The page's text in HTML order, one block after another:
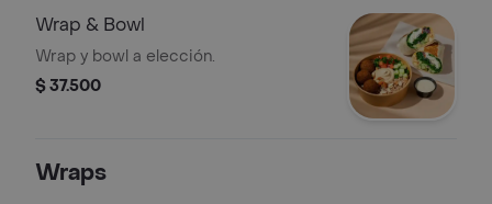
Wrap & Bowl
Wrap y bowl a elección.
$ 37.500
Wraps